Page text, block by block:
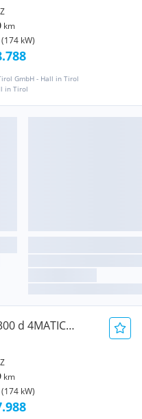
km
(174 kW)
GmbH - Hall in Tirol
in Tirol
d 4MATIC
km
(174 kW)